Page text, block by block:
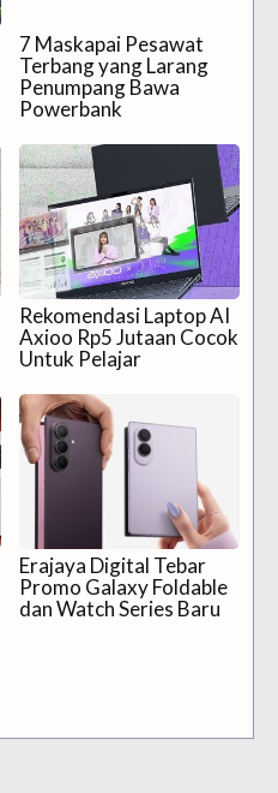
7 Maskapai Pesawat
Terbang yang Larang
Penumpang Bawa
Powerbank
Rekomendasi Laptop AI
Axioo Rp5 Jutaan Cocok
Untuk Pelajar
Erajaya Digital Tebar
Promo Galaxy Foldable
dan Watch Series Baru